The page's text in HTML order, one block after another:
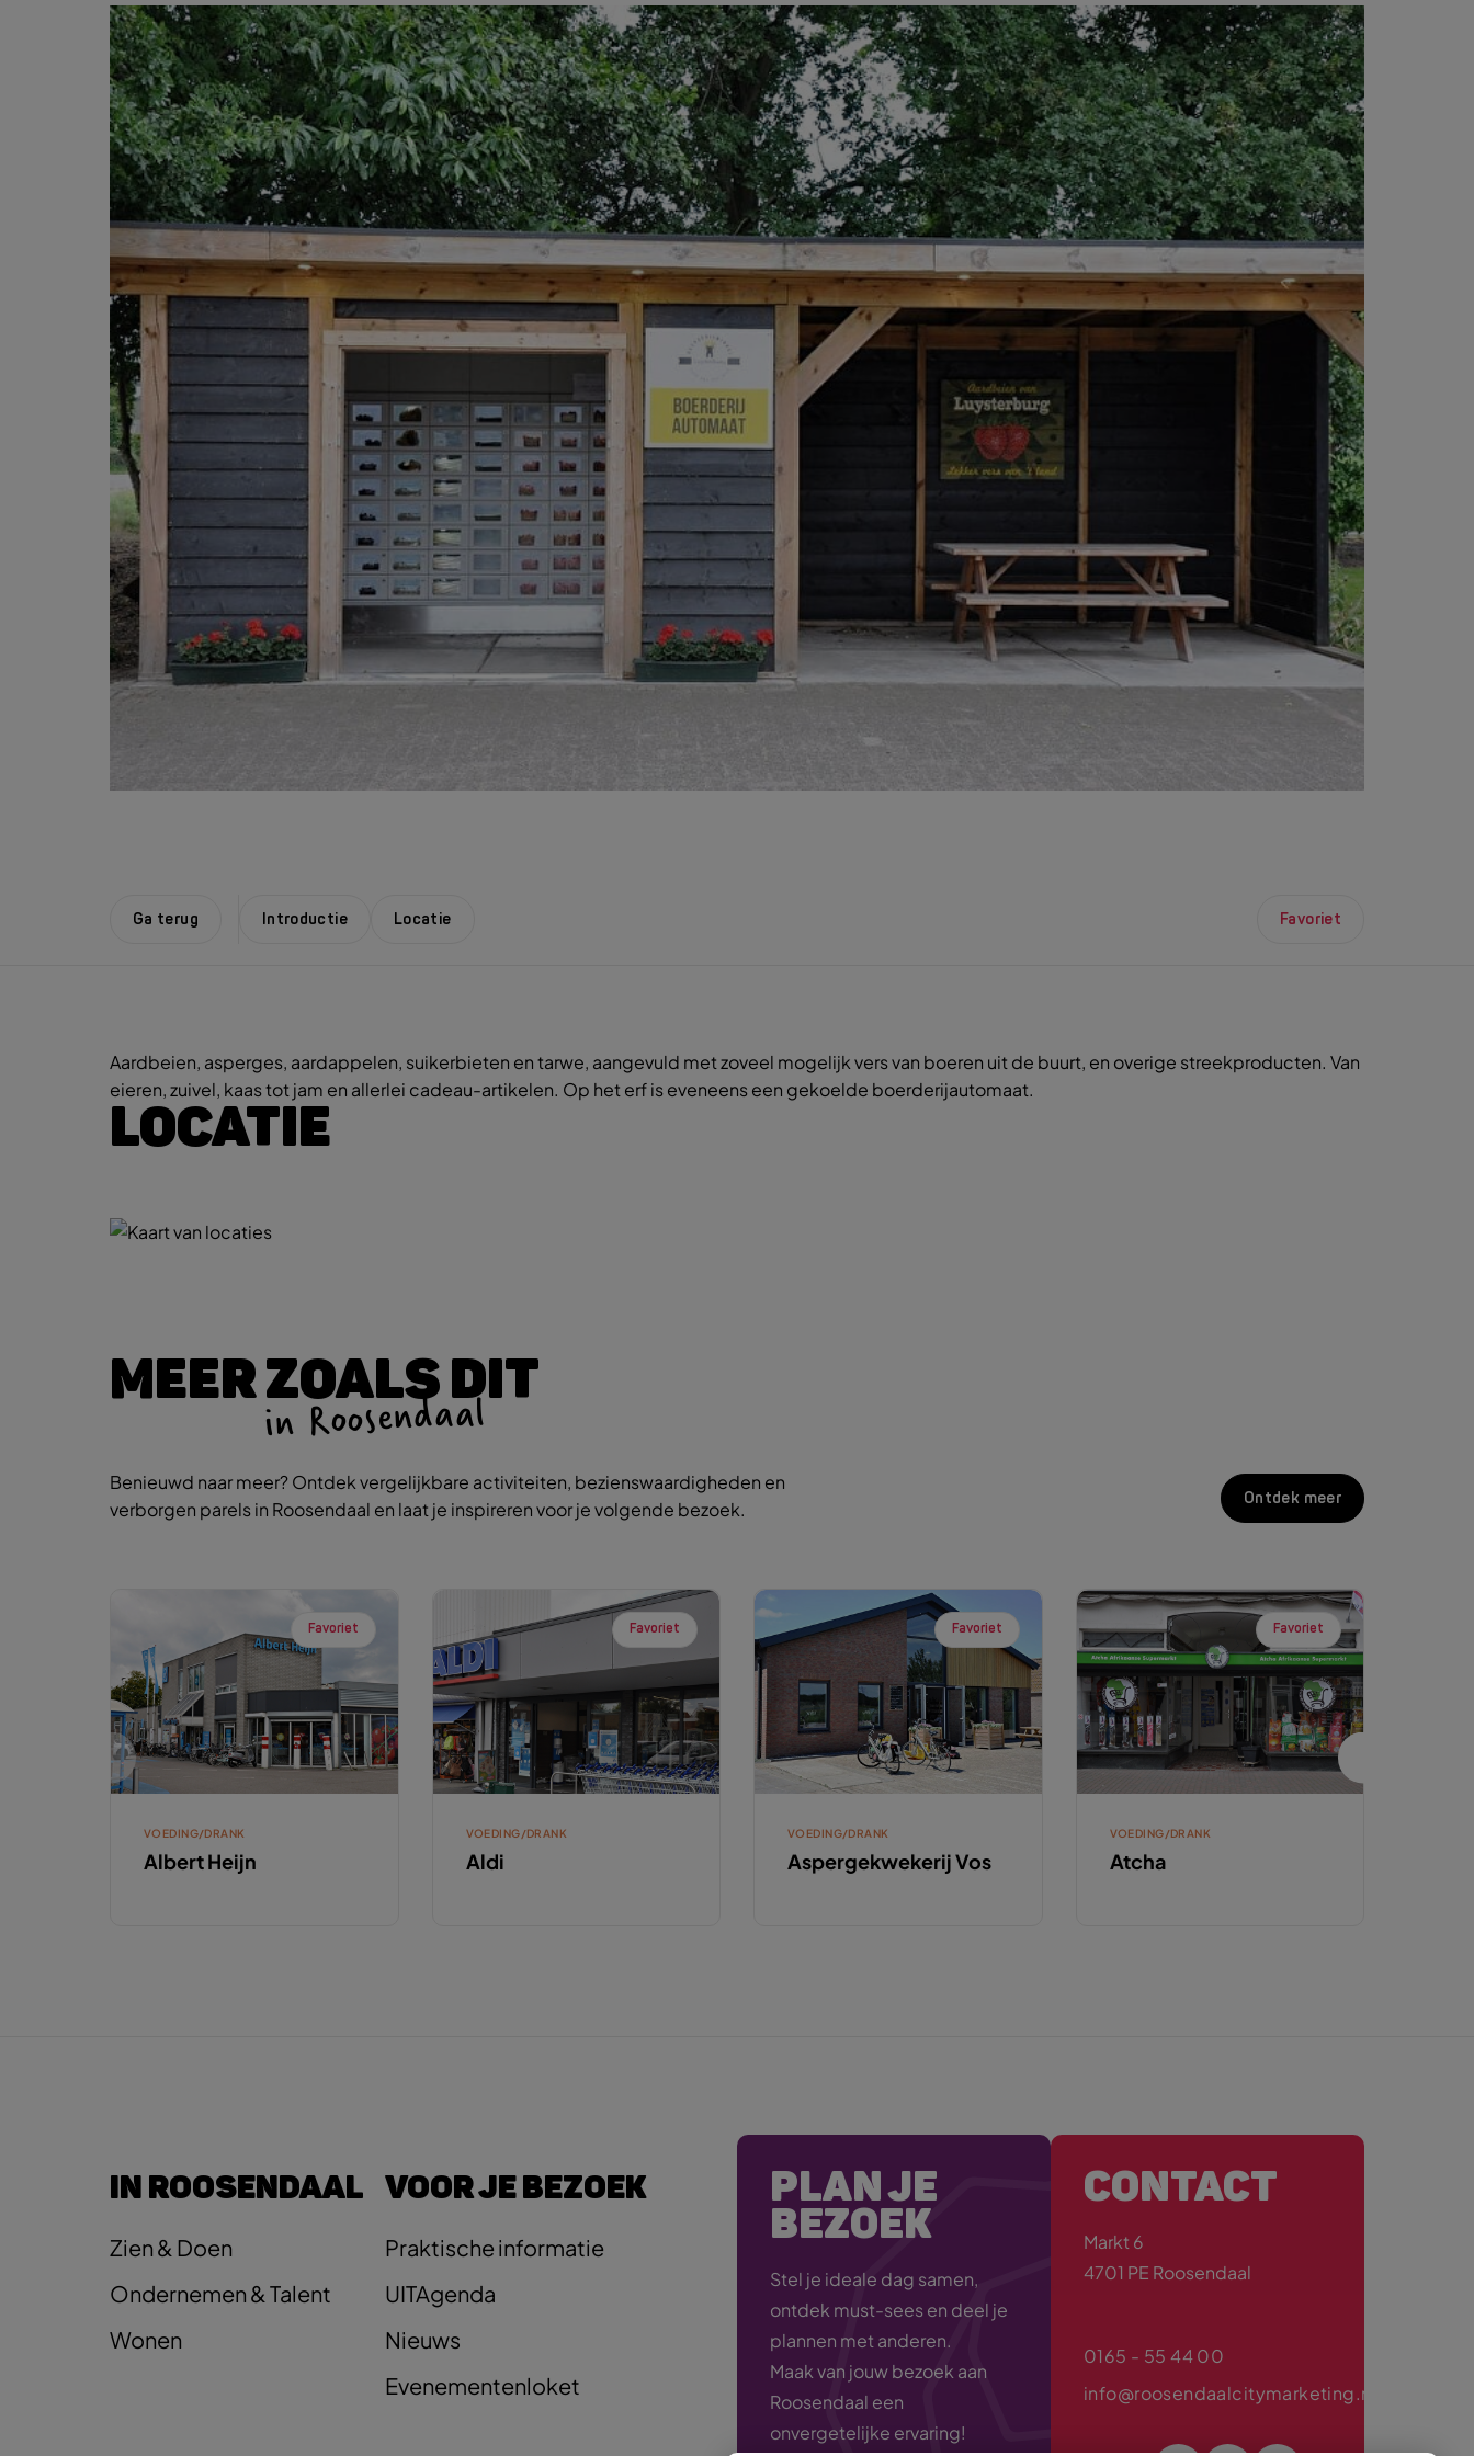
Ga terug Introductie Locatie Favoriet
Aardbeien, asperges, aardappelen, suikerbieten en tarwe, aangevuld met zoveel mogelijk vers van boeren uit de buurt, en overige streekproducten. Van
eieren, zuivel, kaas tot jam en allerlei cadeau-artikelen. Op het erf is eveneens een gekoelde boerderijautomaat.
LOCATIE
MEER ZOALS DIT
in Roosendaal
Benieuwd naar meer? Ontdek vergelijkbare activiteiten, bezienswaardigheden en
verborgen parels in Roosendaal en laat je inspireren voor je volgende bezoek.
Ontdek meer
Favoriet
VOEDING/DRANK
Albert Heijn
Favoriet
VOEDING/DRANK
Aldi
Favoriet
VOEDING/DRANK
Aspergekwekerij Vos
Favoriet
VOEDING/DRANK
Atcha
IN ROOSENDAAL
Zien & Doen
Ondernemen & Talent
Wonen
VOOR JE BEZOEK
Praktische informatie
UITAgenda
Nieuws
Evenementenloket
PLAN JE
BEZOEK
Stel je ideale dag samen,
ontdek must-sees en deel je
plannen met anderen.
Maak van jouw bezoek aan
Roosendaal een
onvergetelijke ervaring!
CONTACT
Markt 6
4701 PE Roosendaal
0165 - 55 44 00
info@roosendaalcitymarketing.nl